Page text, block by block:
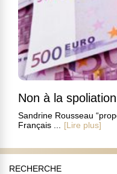
Non à la
Sandrine Rousseau
Français ...
[Lire plus]
RECHERCHE